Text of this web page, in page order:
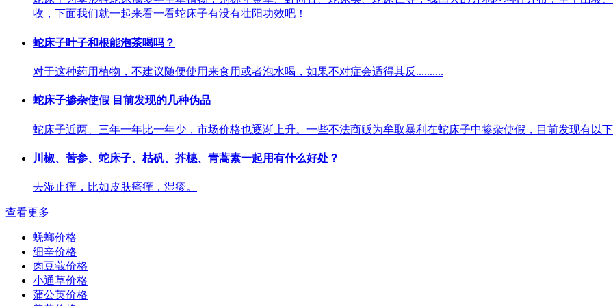
收，下面我们就一起来看一看蛇床子有没有壮阳功效吧！
蛇床子叶子和根能泡茶喝吗？
对于这种药用植物，不建议随便使用来食用或者泡水喝，如果不对症会适得其反..........
蛇床子掺杂使假 目前发现的几种伪品
蛇床子近两、三年一年比一年少，市场价格也逐渐上升。一些不法商贩为牟取暴利在蛇床子中掺杂使假，目前发现有以
川椒、苦参、蛇床子、枯矾、芥橞、青蒿素一起用有什么好处？
去湿止痒，比如皮肤瘙痒，湿疹。
查看更多
蜣螂价格
细辛价格
肉豆蔻价格
小通草价格
蒲公英价格